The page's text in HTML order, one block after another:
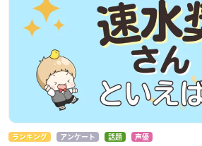
ランキング アンケート 話題 声優